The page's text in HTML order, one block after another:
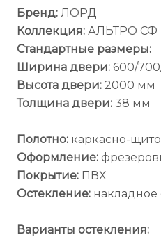
Бренд: ЛОРД
Коллекция: АЛЬТРО СФ
Стандартные размеры:
Ширина двери: 600/
Высота двери: 2000 мм
Толщина двери: 38 мм
Полотно: каркасно-
Оформление:
Покрытие: ПВХ
Остекление: накладное
Варианты остекления: